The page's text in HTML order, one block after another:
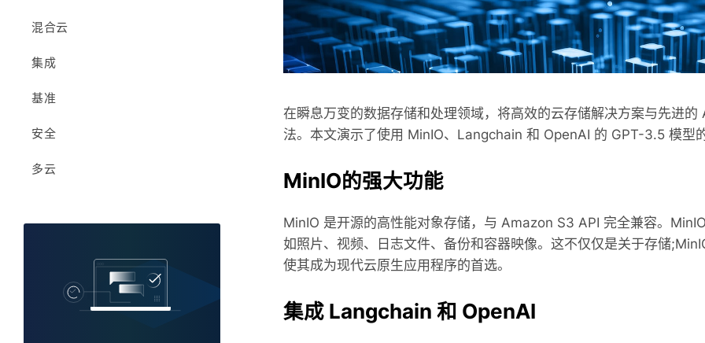
Linux 和 Windows
混合云
集成
基准
安全
多云
在瞬息万变的数据存储和处理领域，将高效的云存储解决方案与先进
法。本文演示了使用 MinIO、Langchain 和 OpenAI 的 GPT-3.5 模型
MinIO的强大功能
MinIO 是开源的高性能对象存储，与 Amazon S3 API 完全兼容。
如照片、视频、日志文件、备份和容器映像。这不仅仅是关于存储
使其成为现代云原生应用程序的首选。
集成 Langchain 和 OpenAI